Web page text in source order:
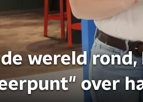
wereld
"Keerpunt"